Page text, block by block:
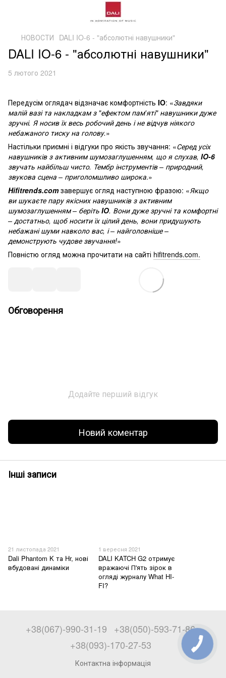
НОВОСТИ DALI IO-6 - "абсолютні навушники"
DALI IO-6 - "абсолютні навушники"
5 лютого 2021
Передусім оглядач відзначає комфортність IO: «Завдяки
малій вазі та накладкам з "ефектом пам'яті" навушники дуже
зручні. Я носив їх весь робочий день і не відчув ніякого
небажаного тиску на голову.»
Настільки приємні і відгуки про якість звучання: «Серед усіх
навушників з активним шумозаглушенням, що я слухав, IO-6
звучать найбільш чисто. Тембр інструментів – природний,
звукова сцена – приголомшливо широка.»
Hifitrends.comзавершує огляд наступною фразою: «Якщо
ви шукаєте пару якісних навушників з активним
шумозаглушенням – беріть IO. Вони дуже зручні та комфортні
– достатньо, щоб носити їх цілий день, вони придушують
небажані шуми навколо вас, і – найголовніше –
демонструють чудове звучання!»
Повністю огляд можна прочитати на сайті hifitrends.com.
Обговорення
Додайте перший відгук
Новий коментар
Інші записи
21 листопада 2021
Dali Phantom K та Hr, нові
вбудовані динаміки
1 вересня 2021
DALI KATCH G2 отримує
вражаючі П'ять зірок в
огляді журналу What HI-
FI?
+38(067)-990-31-19
+38(050)-593-71-86
+38(093)-170-27-53
Контактна інформація